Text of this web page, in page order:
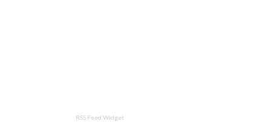
RSS Feed Widget